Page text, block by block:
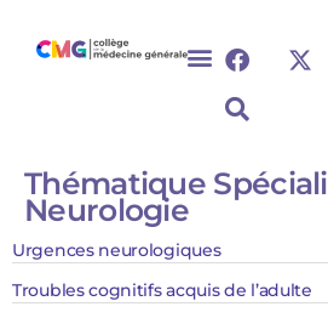
Thématique
Neurologie
Urgences neurologiques
Troubles cognitifs acquis de l’adulte